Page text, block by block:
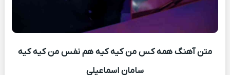
متن آهنگ همه کس من کیه کیه هم نفس من کیه کیه
سامان اسماعیلی